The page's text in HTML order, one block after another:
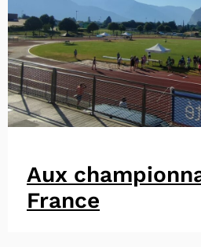
Aux
France